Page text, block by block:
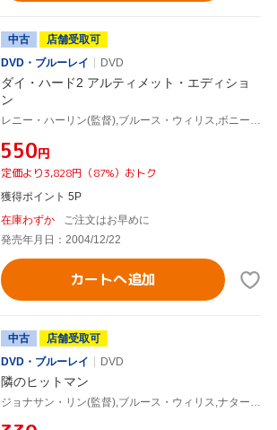
中古
店舗受取可
DVD・ブルーレイ
DVD
ダイ・ハード2 アルティメット・エディショ
ン
レニー・ハーリン(監督),ブルース・ウィリス,ボニー・ベデリア,ウィリアム・アザートン,ローレンス・ゴードン(制作),ジョエル・シルヴァー(制作),チャールズ・ゴードン(制作),マイケル・ケイメン(音楽)
¥550円
定価より3,828円（87%）おトク
獲得ポイント 5P
在庫わずか
ご注文はお早めに
発売年月日：2004/12/22
カートへ追加
中古
店舗受取可
DVD・ブルーレイ
DVD
隣のヒットマン
ジョナサン・リン(監督),ブルース・ウィリス,ナターシャ・ヘンストリッジ,マシュー・ペリー,マイケル・クラーク・ダンカン,ケヴィン・ポラック,ロザンナ・アークエット,ミッチェル・カプナー(脚本)